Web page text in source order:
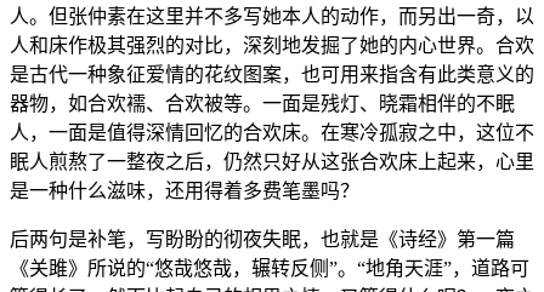
人。但张仲素在这里并不多写她本人的动作，而另出一奇，以
人和床作极其强烈的对比，深刻地发掘了她的内心世界。合欢
是古代一种象征爱情的花纹图案，也可用来指含有此类意义的
器物，如合欢襦、合欢被等。一面是残灯、晓霜相伴的不眠
人，一面是值得深情回忆的合欢床。在寒冷孤寂之中，这位不
眠人煎熬了一整夜之后，仍然只好从这张合欢床上起来，心里
是一种什么滋味，还用得着多费笔墨吗？
后两句是补笔，写盼盼的彻夜失眠，也就是《诗经》第一篇
《关雎》所说的“悠哉悠哉，辗转反侧”。“地角天涯”，道路可